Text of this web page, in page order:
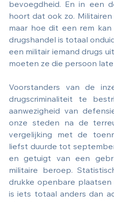
bevoegdheid. En in een
hoort dat ook zo.
maar hoe dit een rem
drugshandel is totaal
een militair iemand drugs
moeten ze die persoon
Voorstanders van de
drugscriminaliteit te
aanwezigheid van
onze steden na de
vergelijking met de
liefst duurde tot
en getuigt van een
militaire beroep.
drukke openbare
is iets totaal anders dan